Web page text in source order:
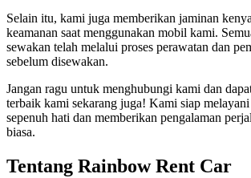
Selain itu, kami juga memberikan jaminan
keamanan saat menggunakan mobil kami.
sewakan telah melalui proses perawatan dan
sebelum disewakan.
Jangan ragu untuk menghubungi kami dan
terbaik kami sekarang juga! Kami siap
sepenuh hati dan memberikan pengalaman
biasa.
Tentang Rainbow Rent Car